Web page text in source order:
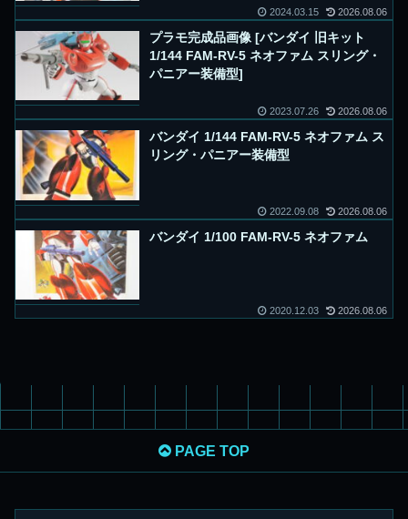
2024.03.15 2026.08.06
プラモ完成品画像 [バンダイ 旧キット
1/144 FAM-RV-5 ネオファム スリング・
パニアー装備型]
2023.07.26 2026.08.06
バンダイ 1/144 FAM-RV-5 ネオファム ス
リング・パニアー装備型
2022.09.08 2026.08.06
バンダイ 1/100 FAM-RV-5 ネオファム
2020.12.03 2026.08.06
PAGE TOP